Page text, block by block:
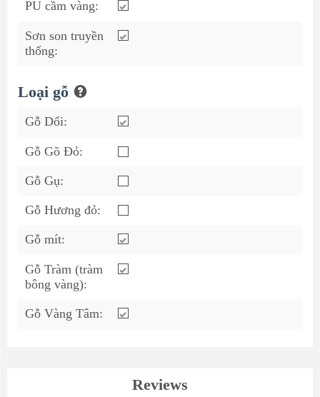
PU cầm vàng:
Sơn son truyền
thống:
Loại gỗ
Gỗ Dổi:
Gỗ Gõ Đỏ:
Gỗ Gụ:
Gỗ Hương đỏ:
Gỗ mít:
Gỗ Tràm (tràm
bông vàng):
Gỗ Vàng Tâm:
Reviews